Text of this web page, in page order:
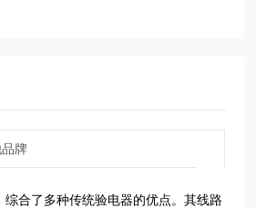
牌
综合了多种传统验电器的优点。其线路